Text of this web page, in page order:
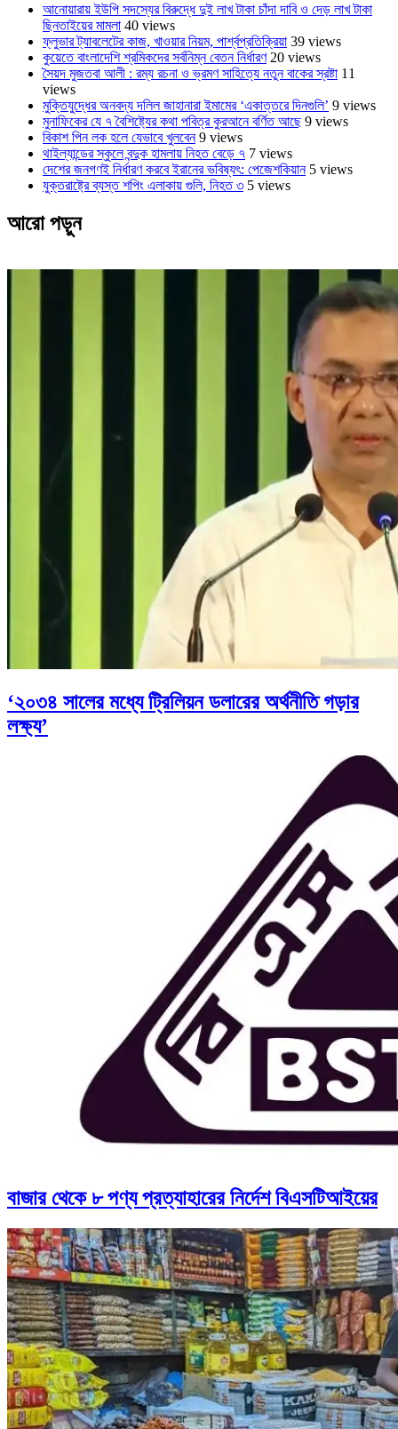
আনোয়ারায় ইউপি সদস্যের বিরুদ্ধে দুই লাখ টাকা চাঁদা দাবি ও দেড় লাখ টাকা
ছিনতাইয়ের মামলা 40 views
ফ্লুভার ট্যাবলেটের কাজ, খাওয়ার নিয়ম, পার্শ্বপ্রতিক্রিয়া 39 views
কুয়েতে বাংলাদেশি শ্রমিকদের সর্বনিম্ন বেতন নির্ধারণ 20 views
সৈয়দ মুজতবা আলী : রম্য রচনা ও ভ্রমণ সাহিত্যে নতুন বাকের স্রষ্টা 11
views
মুক্তিযুদ্ধের অনবদ্য দলিল জাহানারা ইমামের ‘একাত্তরে দিনগুলি’ 9 views
মুনাফিকের যে ৭ বৈশিষ্ট্যের কথা পবিত্র কুরআনে বর্ণিত আছে 9 views
বিকাশ পিন লক হলে যেভাবে খুলবেন 9 views
থাইল্যান্ডের স্কুলে বন্দুক হামলায় নিহত বেড়ে ৭ 7 views
দেশের জনগণই নির্ধারণ করবে ইরানের ভবিষ্যৎ: পেজেশকিয়ান 5 views
যুক্তরাষ্ট্রে ব্যস্ত শপিং এলাকায় গুলি, নিহত ৩ 5 views
আরো পড়ুন
‘২০৩৪ সালের মধ্যে ট্রিলিয়ন ডলারের অর্থনীতি গড়ার
লক্ষ্য’
বাজার থেকে ৮ পণ্য প্রত্যাহারের নির্দেশ বিএসটিআইয়ের